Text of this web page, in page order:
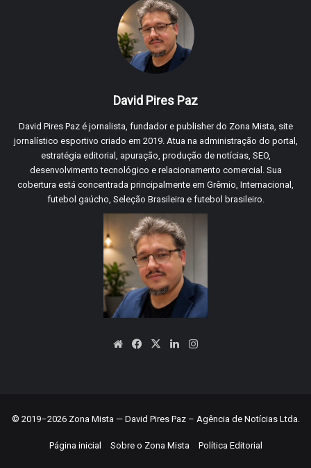
David Pires Paz
David Pires Paz é jornalista, fundador e publisher do Zona Mista, site
jornalístico esportivo criado em 2019. Atua na administração do portal,
estratégia editorial, apuração, produção de notícias, SEO,
desenvolvimento tecnológico e relacionamento comercial. Sua
cobertura está concentrada principalmente em Grêmio, Internacional,
futebol gaúcho, Seleção Brasileira e futebol brasileiro.
WebsiteFacebook
X LinkedinInstagram
© 2019–2026 Zona Mista — David Pires Paz – Agência de Notícias Ltda.
Página inicial Sobre o Zona Mista Política Editorial